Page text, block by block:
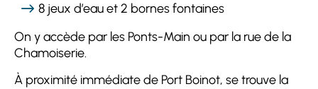
8 jeux d’eau et 2 bornes fontaines
On y accède par les Ponts-Main ou par la rue de la
Chamoiserie.
À proximité immédiate de Port Boinot, se trouve la